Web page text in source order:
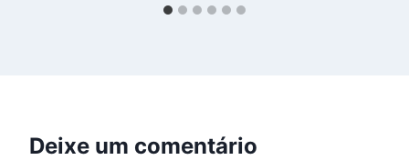
Deixe um comentário